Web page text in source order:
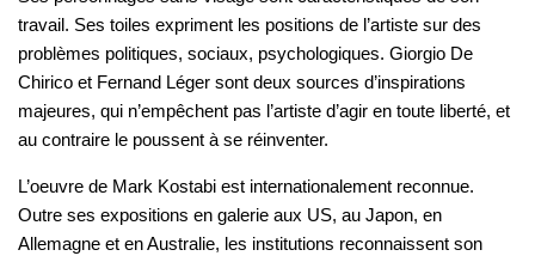
travail. Ses toiles expriment les positions de l’artiste sur des
problèmes politiques, sociaux, psychologiques. Giorgio De
Chirico et Fernand Léger sont deux sources d’inspirations
majeures, qui n’empêchent pas l’artiste d’agir en toute liberté, et
au contraire le poussent à se réinventer.
L’oeuvre de Mark Kostabi est internationalement reconnue.
Outre ses expositions en galerie aux US, au Japon, en
Allemagne et en Australie, les institutions reconnaissent son